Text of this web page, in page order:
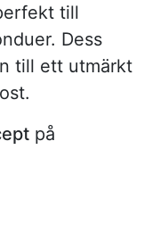
till
Dess
till ett utmärkt
på